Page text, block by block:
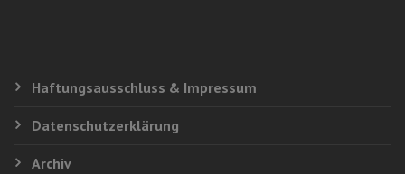
Haftungsausschluss & Impressum
Datenschutzerklärung
Archiv